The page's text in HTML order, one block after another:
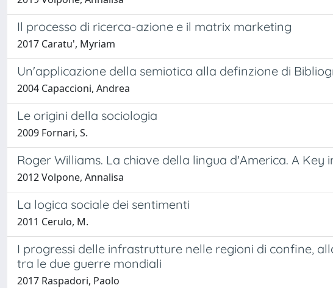
Il processo di ricerca-azione e il matrix marketing
2017 Caratu', Myriam
Un'applicazione della semiotica alla definzione di
2004 Capaccioni, Andrea
Le origini della sociologia
2009 Fornari, S.
Roger Williams. La chiave della lingua d'America. A Key
2012 Volpone, Annalisa
La logica sociale dei sentimenti
2011 Cerulo, M.
I progressi delle infrastrutture nelle regioni di confine,
tra le due guerre mondiali
2017 Raspadori, Paolo